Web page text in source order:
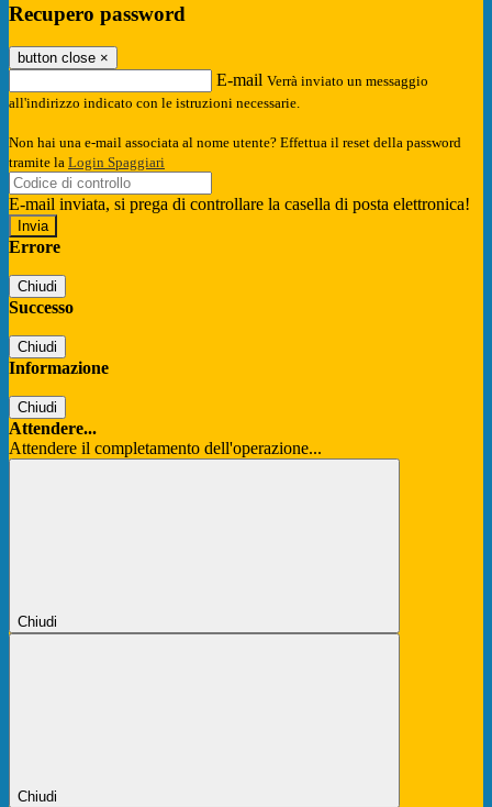
Recupero password
button close ×
E-mail Verrà inviato un messaggio
all'indirizzo indicato con le istruzioni necessarie.
Non hai una e-mail associata al nome utente? Effettua il reset della password
tramite la Login Spaggiari
E-mail inviata, si prega di controllare la casella di posta elettronica!
Errore
Chiudi
Successo
Chiudi
Informazione
Chiudi
Attendere...
Attendere il completamento dell'operazione...
Chiudi
Chiudi